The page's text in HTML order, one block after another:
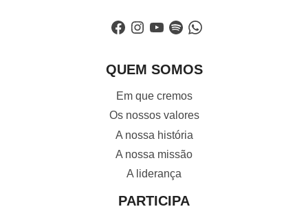
Facebook
Instagram
YouTube
SpotifyWhatsApp
QUEM SOMOS
Em que cremos
Os nossos valores
A nossa história
A nossa missão
A liderança
PARTICIPA